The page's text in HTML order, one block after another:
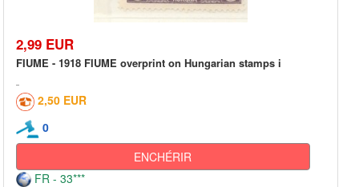
2,99 EUR
FIUME - 1918 FIUME overprint on Hungarian stamps i
2,50 EUR
0
ENCHÉRIR
FR - 33***